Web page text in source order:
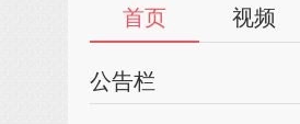
首页 视频
公告栏